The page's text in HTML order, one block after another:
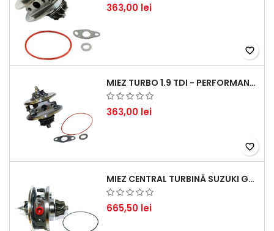
363,00 lei
favorite_border
MIEZ TURBO 1.9 TDI - PERFORMANȚĂ FIABILĂ PENTRU AUDI, SEAT, SKODA ȘI VW
363,00 lei
favorite_border
MIEZ CENTRAL TURBINĂ SUZUKI GRAND ESCUDO II 1.9 DDIS TRACȚIUNE INTEGRALĂ - MOTORIZARE 1.9L, 95 KW (129 CP)
665,50 lei